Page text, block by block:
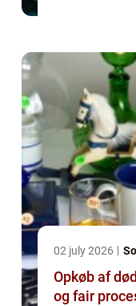
02 july 2026
Opkøb af dødsbo sådan
og fair